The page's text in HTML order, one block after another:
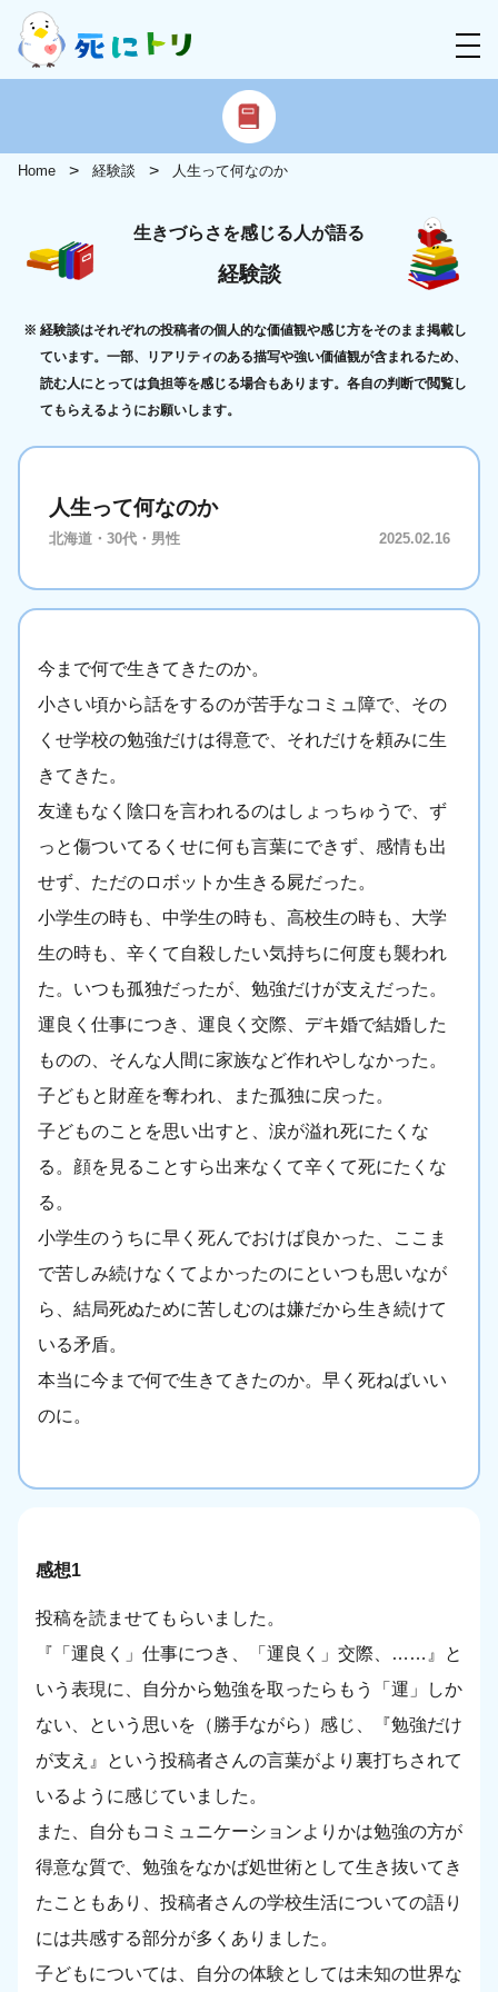
Home 経験談 人生って何なのか
生きづらさを感じる人が語る
経験談
経験談はそれぞれの投稿者の個人的な価値観や感じ方をそのまま掲載し
ています。一部、リアリティのある描写や強い価値観が含まれるため、
読む人にとっては負担等を感じる場合もあります。各自の判断で閲覧し
てもらえるようにお願いします。
人生って何なのか
北海道・30代・男性 2025.02.16
今まで何で生きてきたのか。
小さい頃から話をするのが苦手なコミュ障で、その
くせ学校の勉強だけは得意で、それだけを頼みに生
きてきた。
友達もなく陰口を言われるのはしょっちゅうで、ず
っと傷ついてるくせに何も言葉にできず、感情も出
せず、ただのロボットか生きる屍だった。
小学生の時も、中学生の時も、高校生の時も、大学
生の時も、辛くて自殺したい気持ちに何度も襲われ
た。いつも孤独だったが、勉強だけが支えだった。
運良く仕事につき、運良く交際、デキ婚で結婚した
ものの、そんな人間に家族など作れやしなかった。
子どもと財産を奪われ、また孤独に戻った。
子どものことを思い出すと、涙が溢れ死にたくな
る。顔を見ることすら出来なくて辛くて死にたくな
る。
小学生のうちに早く死んでおけば良かった、ここま
で苦しみ続けなくてよかったのにといつも思いなが
ら、結局死ぬために苦しむのは嫌だから生き続けて
いる矛盾。
本当に今まで何で生きてきたのか。早く死ねばいい
のに。
感想1
投稿を読ませてもらいました。
『「運良く」仕事につき、「運良く」交際、……』と
いう表現に、自分から勉強を取ったらもう「運」しか
ない、という思いを（勝手ながら）感じ、『勉強だけ
が支え』という投稿者さんの言葉がより裏打ちされて
いるように感じていました。
また、自分もコミュニケーションよりかは勉強の方が
得意な質で、勉強をなかば処世術として生き抜いてき
たこともあり、投稿者さんの学校生活についての語り
には共感する部分が多くありました。
子どもについては、自分の体験としては未知の世界な